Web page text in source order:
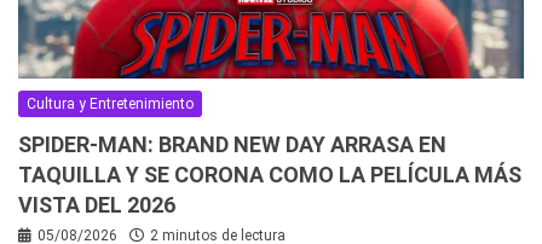
Cultura y Entretenimiento
SPIDER-MAN: BRAND NEW DAY ARRASA EN
TAQUILLA Y SE CORONA COMO LA PELÍCULA MÁS
VISTA DEL 2026
05/08/2026 2 minutos de lectura